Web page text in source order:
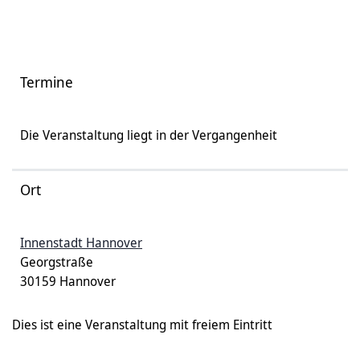
Termine
Die Veranstaltung liegt in der Vergangenheit
Ort
Innenstadt Hannover
Georgstraße
30159 Hannover
Dies ist eine Veranstaltung mit freiem Eintritt